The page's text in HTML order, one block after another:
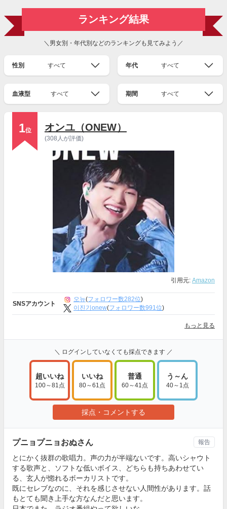
ランキング結果
＼男女別・年代別などのランキングも見てみよう／
性別 すべて 年代 すべて
血液型 すべて 期間 すべて
1位 オンユ（ONEW）
(308人が評価)
引用元: Amazon
SNSアカウント
오뉴(フォロワー数282位)
이진기onew(フォロワー数991位)
もっと見る
＼ ログインしていなくても採点できます ／
超いいね
100～81点
いいね
80～61点
普通
60～41点
う～ん
40～1点
採点・コメントする
プニョプニョおぬさん
とにかく抜群の歌唱力。声の力が半端ないです。高いシャウト
する歌声と、ソフトな低いボイス、どちらも持ちあわせてい
る、玄人が惚れるボーカリストです。
既にセレブなのに、それを感じさせない人間性があります。話
もとても聞き上手な方なんだと思います。
報告